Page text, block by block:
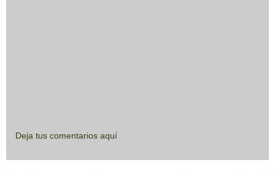
Deja tus comentarios aquí